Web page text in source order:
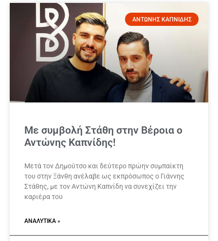
ΑΝΤΩΝΗΣ ΚΑΠΝΙΔΗΣ
Με συμβολή Στάθη στην Βέροια ο
Αντώνης Καπνίδης!
Μετά τον Δημούτσο και δεύτερο πρώην συμπαίκτη
του στην Ξάνθη ανέλαβε ως εκπρόσωπος ο Γιάννης
Στάθης, με τον Αντώνη Καπνίδη να συνεχίζει την
καριέρα του
ΑΝΑΛΥΤΙΚΆ »